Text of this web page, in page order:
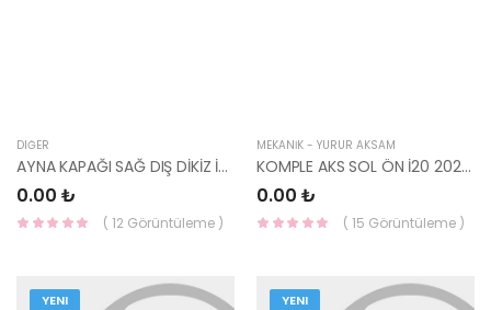
DIĞER
AYNA KAPAĞI SAĞ DIŞ DİKİZ İ20 2020- 87626-Q0010-HMC
0.00 ₺
( 12 Görüntüleme )
MEKANİK - YÜRÜR AKSAM
KOMPLE AKS SOL ÖN İ20 2020- 49500-Q0200-HMC
0.00 ₺
( 15 Görüntüleme )
YENI YENI